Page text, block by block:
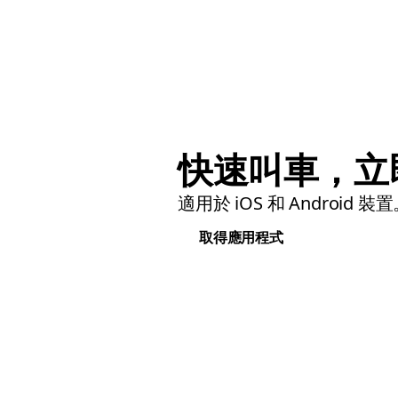
快速叫車，立
適用於 iOS 和 Android 裝置。
取得應用程式